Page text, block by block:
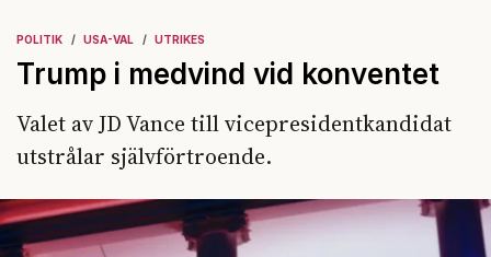
POLITIK USA-VAL UTRIKES
Trump i medvind vid konventet
Valet av JD Vance till vicepresidentkandidat
utstrålar självförtroende.